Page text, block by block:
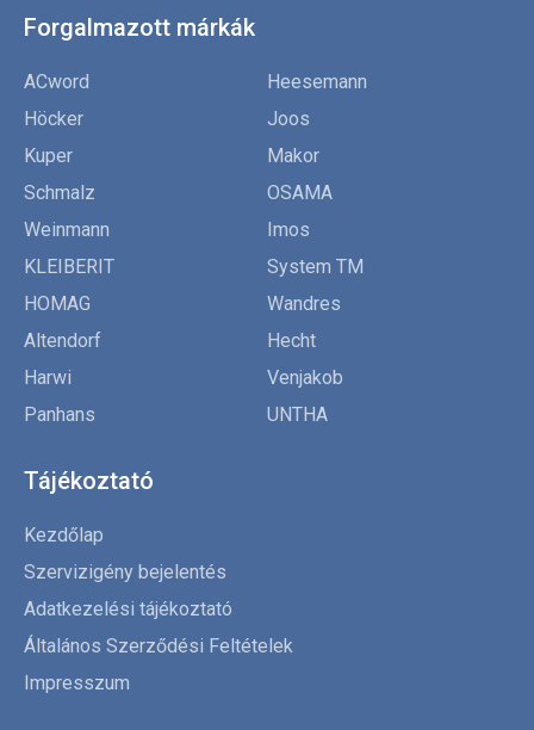
Forgalmazott márkák
ACword
Heesemann
Höcker
Joos
Kuper
Makor
Schmalz
OSAMA
Weinmann
Imos
KLEIBERIT
System TM
HOMAG
Wandres
Altendorf
Hecht
Harwi
Venjakob
Panhans
UNTHA
Tájékoztató
Kezdőlap
Szervizigény bejelentés
Adatkezelési tájékoztató
Általános Szerződési Feltételek
Impresszum